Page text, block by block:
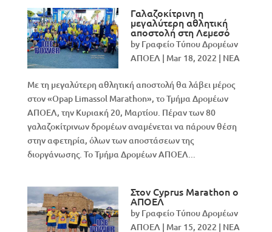
Γαλαζοκίτρινη η
μεγαλύτερη αθλητική
αποστολή στη Λεμεσό
by Γραφείο Τύπου Δρομέων
ΑΠΟΕΛ | Mar 18, 2022 | NEA
Με τη μεγαλύτερη αθλητική αποστολή θα λάβει μέρος
στον «Opap Limassol Marathon», το Τμήμα Δρομέων
ΑΠΟΕΛ, την Κυριακή 20, Μαρτίου. Πέραν των 80
γαλαζοκίτρινων δρομέων αναμένεται να πάρουν θέση
στην αφετηρία, όλων των αποστάσεων της
διοργάνωσης. Το Τμήμα Δρομέων ΑΠΟΕΛ...
Στον Cyprus Marathon ο
ΑΠΟΕΛ
by Γραφείο Τύπου Δρομέων
ΑΠΟΕΛ | Mar 15, 2022 | NEA